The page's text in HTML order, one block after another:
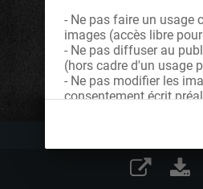
- Ne pas faire un usage
images (accès libre
- Ne pas diffuser au
(hors cadre d'un usage
- Ne pas modifier les
consentement écrit
Dans le cas contraire,
à nous contacter afin
de Licence souhaitée
proposées et le cas